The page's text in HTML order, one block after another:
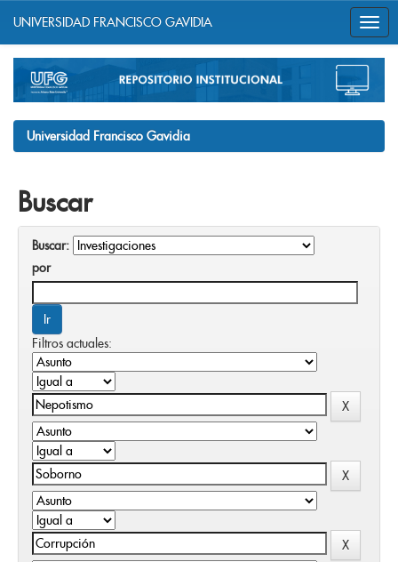
navigation
UNIVERSIDAD FRANCISCO GAVIDIA
Universidad Francisco Gavidia
Buscar
Buscar:
por
Filtros actuales: